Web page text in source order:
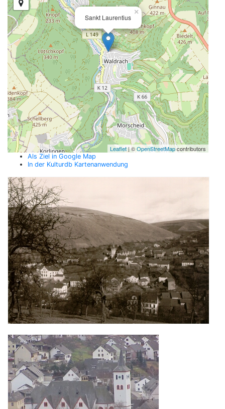
Sankt Laurentius
×
Leaflet | ©OpenStreetMapcontributors
Als Ziel in Google Map
In der Kulturdb Kartenanwendung